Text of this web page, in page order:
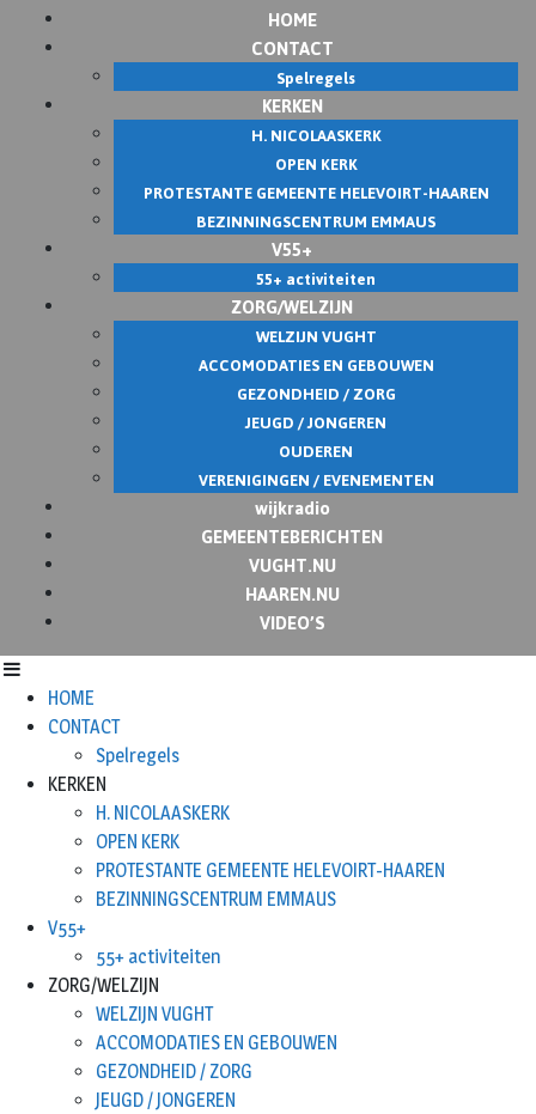
HOME
CONTACT
Spelregels
KERKEN
H. NICOLAASKERK
OPEN KERK
PROTESTANTE GEMEENTE HELEVOIRT-HAAREN
BEZINNINGSCENTRUM EMMAUS
V55+
55+ activiteiten
ZORG/WELZIJN
WELZIJN VUGHT
ACCOMODATIES EN GEBOUWEN
GEZONDHEID / ZORG
JEUGD / JONGEREN
OUDEREN
VERENIGINGEN / EVENEMENTEN
wijkradio
GEMEENTEBERICHTEN
VUGHT.NU
HAAREN.NU
VIDEO’S
HOME
CONTACT
Spelregels
KERKEN
H. NICOLAASKERK
OPEN KERK
PROTESTANTE GEMEENTE HELEVOIRT-HAAREN
BEZINNINGSCENTRUM EMMAUS
V55+
55+ activiteiten
ZORG/WELZIJN
WELZIJN VUGHT
ACCOMODATIES EN GEBOUWEN
GEZONDHEID / ZORG
JEUGD / JONGEREN